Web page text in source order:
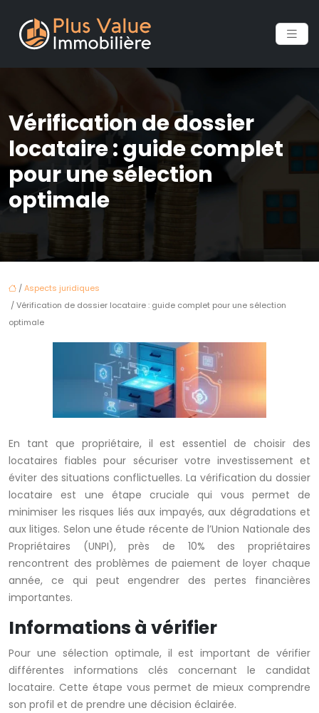
Vérification de dossier
locataire : guide complet
pour une sélection
optimale
/Aspects juridiques
/ Vérification de dossier locataire : guide complet pour une sélection
optimale
En tant que propriétaire, il est essentiel de choisir des
locataires fiables pour sécuriser votre investissement et
éviter des situations conflictuelles. La vérification du dossier
locataire est une étape cruciale qui vous permet de
minimiser les risques liés aux impayés, aux dégradations et
aux litiges. Selon une étude récente de l’Union Nationale des
Propriétaires (UNPI), près de 10% des propriétaires
rencontrent des problèmes de paiement de loyer chaque
année, ce qui peut engendrer des pertes financières
importantes.
Informations à vérifier
Pour une sélection optimale, il est important de vérifier
différentes informations clés concernant le candidat
locataire. Cette étape vous permet de mieux comprendre
son profil et de prendre une décision éclairée.